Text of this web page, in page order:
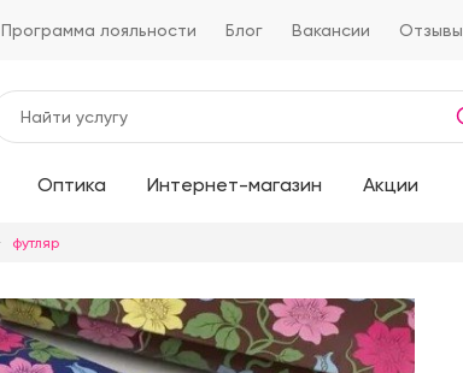
Программа лояльности Блог Вакансии Отзывы
Оптика Интернет-магазин Акции
футляр